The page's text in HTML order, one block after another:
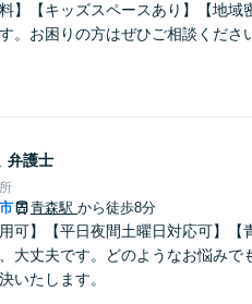
料】【キッズスペースあり】【地
。お困りの方はぜひご相談くださ
弁護士
青森駅 から徒歩8分
用可】【平日夜間土曜日対応可】
大丈夫です。どのようなお悩み
いたします。